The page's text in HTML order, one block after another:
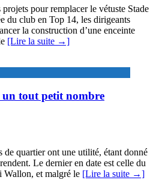
pour remplacer le vétuste Stade
du club en Top 14, les dirigeants
la construction d’une enceinte
[Lire la suite →]
un tout petit nombre
de quartier ont une utilité, étant donné
Le dernier en date est celle du
Wallon, et malgré le [Lire la suite →]